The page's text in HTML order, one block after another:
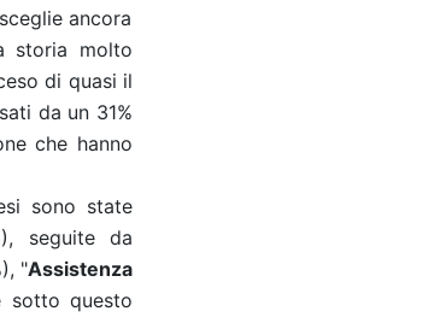
ancora
storia molto
di quasi il
da un 31%
che hanno
sono state
seguite da
"Assistenza
sotto questo